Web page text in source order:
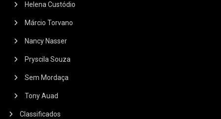
Helena Custódio
Márcio Torvano
Nancy Nasser
Pryscila Souza
Sem Mordaça
Tony Auad
Classificados